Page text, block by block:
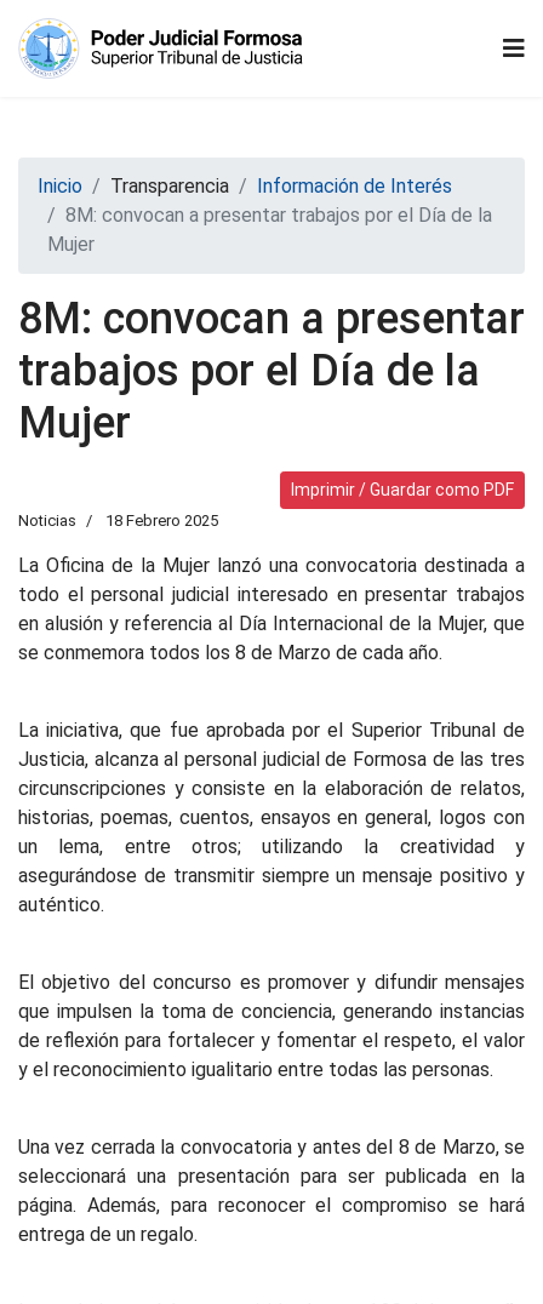
Inicio Transparencia
Información de Interés
8M: convocan a presentar trabajos por el Día de la
Mujer
8M: convocan a presentar
trabajos por el Día de la
Mujer
Imprimir / Guardar como PDF
Noticias 18 Febrero 2025
La Oficina de la Mujer lanzó una convocatoria destinada a
todo el personal judicial interesado en presentar trabajos
en alusión y referencia al Día Internacional de la Mujer, que
se conmemora todos los 8 de Marzo de cada año.
La iniciativa, que fue aprobada por el Superior Tribunal de
Justicia, alcanza al personal judicial de Formosa de las tres
circunscripciones y consiste en la elaboración de relatos,
historias, poemas, cuentos, ensayos en general, logos con
un lema, entre otros; utilizando la creatividad y
asegurándose de transmitir siempre un mensaje positivo y
auténtico.
El objetivo del concurso es promover y difundir mensajes
que impulsen la toma de conciencia, generando instancias
de reflexión para fortalecer y fomentar el respeto, el valor
y el reconocimiento igualitario entre todas las personas.
Una vez cerrada la convocatoria y antes del 8 de Marzo, se
seleccionará una presentación para ser publicada en la
página. Además, para reconocer el compromiso se hará
entrega de un regalo.